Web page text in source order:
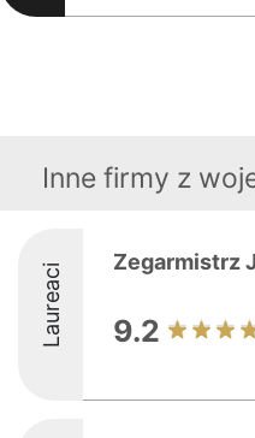
Inne firmy z
Laureaci Zegarmistrz
9.2